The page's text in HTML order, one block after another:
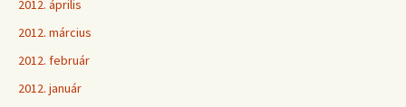
2012. április
2012. március
2012. február
2012. január